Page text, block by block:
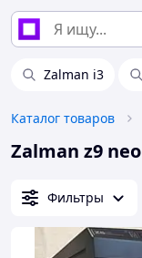
Zalman i3
Каталог товаров
Zalman z9
Фильтры